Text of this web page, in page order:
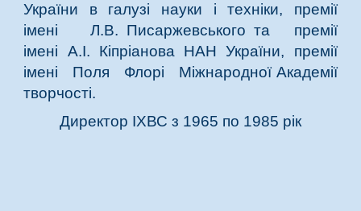
України в галузі науки і техніки, премії
імені Л.В. Писаржевського та премії
імені А.І. Кіпріанова НАН України, премії
імені Поля Флорі Міжнародної Академії
творчості.
Директор ІХВС з 1965 по 1985 рік